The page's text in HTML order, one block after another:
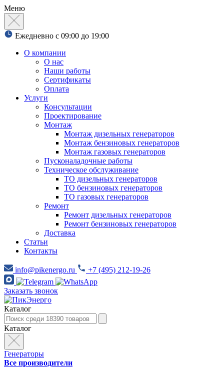
Меню
Ежедневно с 09:00 до 19:00
О компании
О нас
Наши работы
Сертификаты
Оплата
Услуги
Консультации
Проектирование
Монтаж
Монтаж дизельных генераторов
Монтаж бензиновых генераторов
Монтаж газовых генераторов
Пусконаладочные работы
Техническое обслуживание
ТО дизельных генераторов
ТО бензиновых генераторов
ТО газовых генераторов
Ремонт
Ремонт дизельных генераторов
Ремонт бензиновых генераторов
Доставка
Статьи
Контакты
info@pikenergo.ru +7 (495) 212-19-26
Заказать звонок
Каталог
Каталог
Генераторы
Все производители